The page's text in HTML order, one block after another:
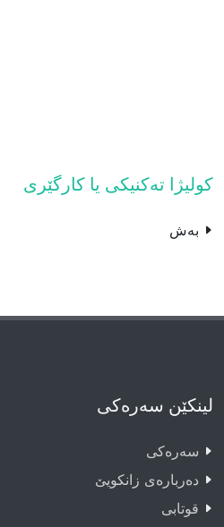
کولیژا تەکنیکى یا کارگێرى
بەش
لینکێن سەرەکی
سەرەکى
دەربارەى زانکویێ
قوتابى